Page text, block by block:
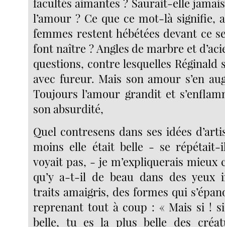
l’amour ? Ce que ce mot-là signifie,
femmes restent hébétées devant ce
font naître ? Angles de marbre et
questions, contre lesquelles Réginald
avec fureur. Mais son amour s’en
Toujours l’amour grandit et
son absurdité,
Quel contresens dans ses idées
moins elle était belle - se
voyait pas, - je m’expliquerais mieux
qu’y a-t-il de beau dans des yeux
traits amaigris, des formes qui
reprenant tout à coup : « Mais si !
belle, tu es la plus belle des